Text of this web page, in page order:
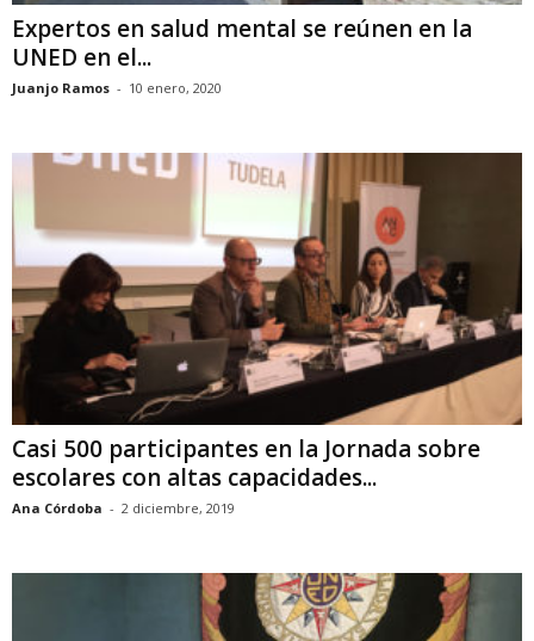
Expertos en salud mental se reúnen en la
UNED en el...
Juanjo Ramos - 10 enero, 2020
Casi 500 participantes en la Jornada sobre
escolares con altas capacidades...
Ana Córdoba - 2 diciembre, 2019